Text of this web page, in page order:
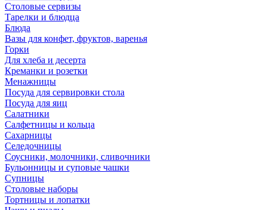
Столовые сервизы
Тарелки и блюдца
Блюда
Вазы для конфет, фруктов, варенья
Горки
Для хлеба и десерта
Креманки и розетки
Менажницы
Посуда для сервировки стола
Посуда для яиц
Салатники
Салфетницы и кольца
Сахарницы
Селедочницы
Соусники, молочники, сливочники
Бульонницы и суповые чашки
Супницы
Столовые наборы
Тортницы и лопатки